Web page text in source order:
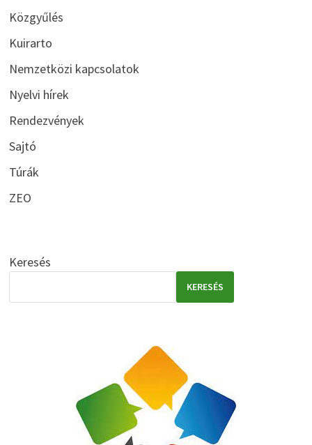
Közgyűlés
Kuirarto
Nemzetközi kapcsolatok
Nyelvi hírek
Rendezvények
Sajtó
Túrák
ZEO
Keresés
KERESÉS